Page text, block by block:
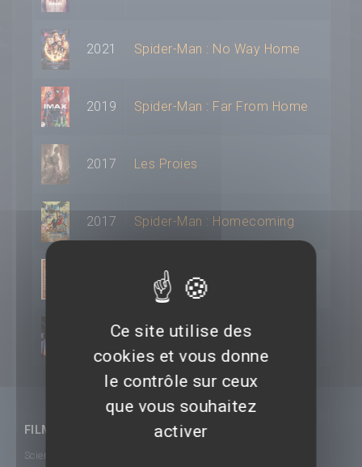
2021 Spider-Man : No Way Home
2019 Spider-Man : Far From Home
2017 Les Proies
2017 Spider-Man : Homecoming
The Nice Guys
2013
Sur la Terre des dinosaures-Le
film 3D
FILMS
Science-Fiction
Ce site utilise des
cookies et vous donne
le contrôle sur ceux
que vous souhaitez
activer